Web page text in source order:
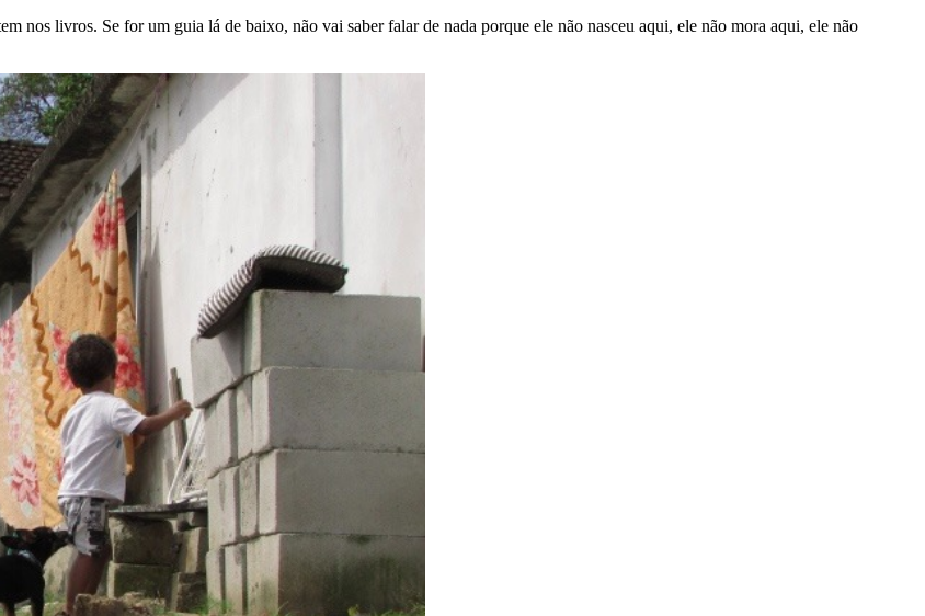
nos livros. Se for um guia lá de baixo, não vai saber falar de nada porque ele não nasceu aqui, ele não mora aqui, ele não